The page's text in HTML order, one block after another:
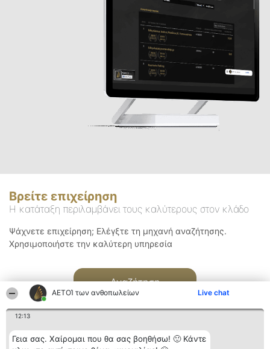
ΑΕΤΟΊ των ανθοπωλείων Live chat
12:13
Γεια σας. Χαίρομαι που θα σας βοηθήσω! 🙂 Κάντε
Βρείτε επιχείρηση
Η κατάταξη περιλαμβάνει τους καλύτερους στον κλάδο
Ψάχνετε επιχείρηση; Ελέγξτε τη μηχανή αναζήτησης.
Χρησιμοποιήστε την καλύτερη υπηρεσία
Αναζήτηση